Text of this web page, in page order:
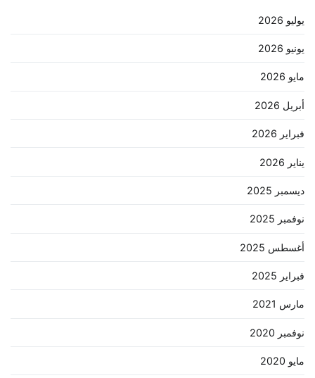
يوليو 2026
يونيو 2026
مايو 2026
أبريل 2026
فبراير 2026
يناير 2026
ديسمبر 2025
نوفمبر 2025
أغسطس 2025
فبراير 2025
مارس 2021
نوفمبر 2020
مايو 2020